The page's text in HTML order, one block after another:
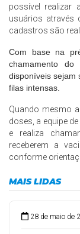
possível realizar
usuários através
cadastros são
Com base na
chamamento
disponíveis sejam
filas intensas.
Quando mesmo
doses, a equipe
e realiza
receberem a
conforme
MAIS LIDAS
28 de maio de